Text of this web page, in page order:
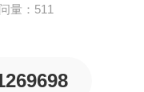
量：511